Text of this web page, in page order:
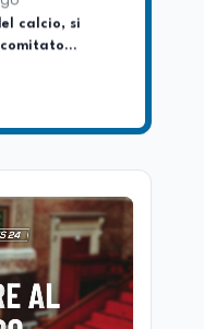
Senato. La
in ricordo
morti a
nel 1956
statali, il
2026
miliardi, c'è
ministra